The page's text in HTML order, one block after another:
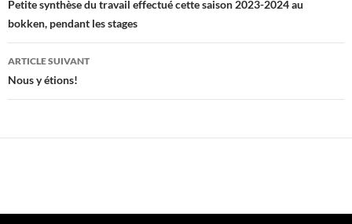
des
articles
Petite synthèse du travail effectué cette saison 2023-2024 au
bokken, pendant les stages
ARTICLE SUIVANT
Nous y étions!